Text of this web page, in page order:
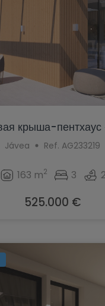
крыша-
Jávea Ref. AG233219
163 m2 3
525.000 €